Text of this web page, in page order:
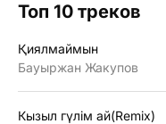
Топ 10 треков
Қиялмаймын
Бауыржан Жакупов
Кызыл гүлiм ай(Remix)